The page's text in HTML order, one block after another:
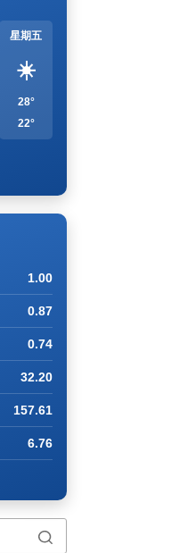
星期五
☀️
28°
22°
1.00
0.87
0.74
32.20
157.61
6.76